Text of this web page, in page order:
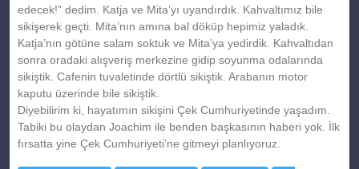
edecek!” dedim. Katja ve Mita’yı uyandırdık. Kahvaltımız bile
sikişerek geçti. Mita’nın amına bal döküp hepimiz yaladık.
Katja’nın götüne salam soktuk ve Mita’ya yedirdik. Kahvaltıdan
sonra oradaki alışveriş merkezine gidip soyunma odalarında
sikiştik. Cafenin tuvaletinde dörtlü sikiştik. Arabanın motor
kaputu üzerinde bile sikiştik.
Diyebilirim ki, hayatımın sikişini Çek Cumhuriyetinde yaşadım.
Tabiki bu olaydan Joachim ile benden başkasının haberi yok. İlk
fırsatta yine Çek Cumhuriyeti’ne gitmeyi planlıyoruz.